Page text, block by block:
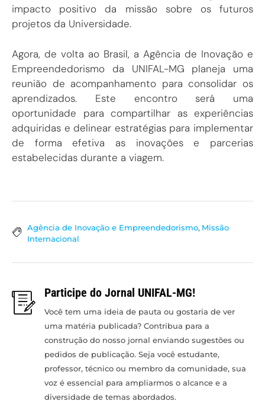
impacto positivo da missão sobre os futuros
projetos da Universidade.
Agora, de volta ao Brasil, a Agência de Inovação e
Empreendedorismo da UNIFAL-MG planeja uma
reunião de acompanhamento para consolidar os
aprendizados. Este encontro será uma
oportunidade para compartilhar as experiências
adquiridas e delinear estratégias para implementar
de forma efetiva as inovações e parcerias
estabelecidas durante a viagem.
Agência de Inovação e Empreendedorismo, Missão
Internacional
Participe do Jornal UNIFAL-MG!
Você tem uma ideia de pauta ou gostaria de ver
uma matéria publicada? Contribua para a
construção do nosso jornal enviando sugestões ou
pedidos de publicação. Seja você estudante,
professor, técnico ou membro da comunidade, sua
voz é essencial para ampliarmos o alcance e a
diversidade de temas abordados.